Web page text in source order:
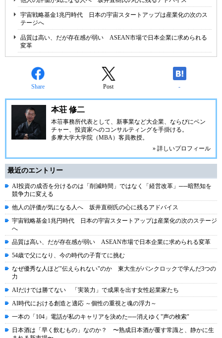
宇宙戦略基金1兆円時代 日本の宇宙スタートアップは産業化の次のス
テージへ
品質は高い、だが存在感が弱い ASEAN市場で日本企業に求められる
変革
Share Post -
本荘 修二
本荘事務所代表として、新事業など大企業、ならびにベン
チャー、投資家へのコンサルティングを手掛ける。
多摩大学大学院（MBA）客員教授。
» 詳しいプロフィール
最近のエントリー
AI投資の成否を分けるのは「削減時間」ではなく「経営改革」──暗黙知を
競争力に変える
他人の評価が気になる人へ 坂井直樹氏の心に残るアドバイス
宇宙戦略基金1兆円時代 日本の宇宙スタートアップは産業化の次のステージ
へ
品質は高い、だが存在感が弱い ASEAN市場で日本企業に求められる変革
54歳で父になり、今の時代の子育てに挑む
なぜ優秀な人ほど"伝えられない"のか 東大生がパンクロックで学んだ3つの
力
AIだけでは勝てない 「実装力」で成果を出す女性起業家たち
AI時代における創造と適応 ～個性の重視と魂の浮力～
一本の「104」電話が私のキャリアを決めた──消えゆく"声の検索"
日本酒は「早く飲むもの」なのか？ 〜熟成日本酒が覆す常識と、静かに生